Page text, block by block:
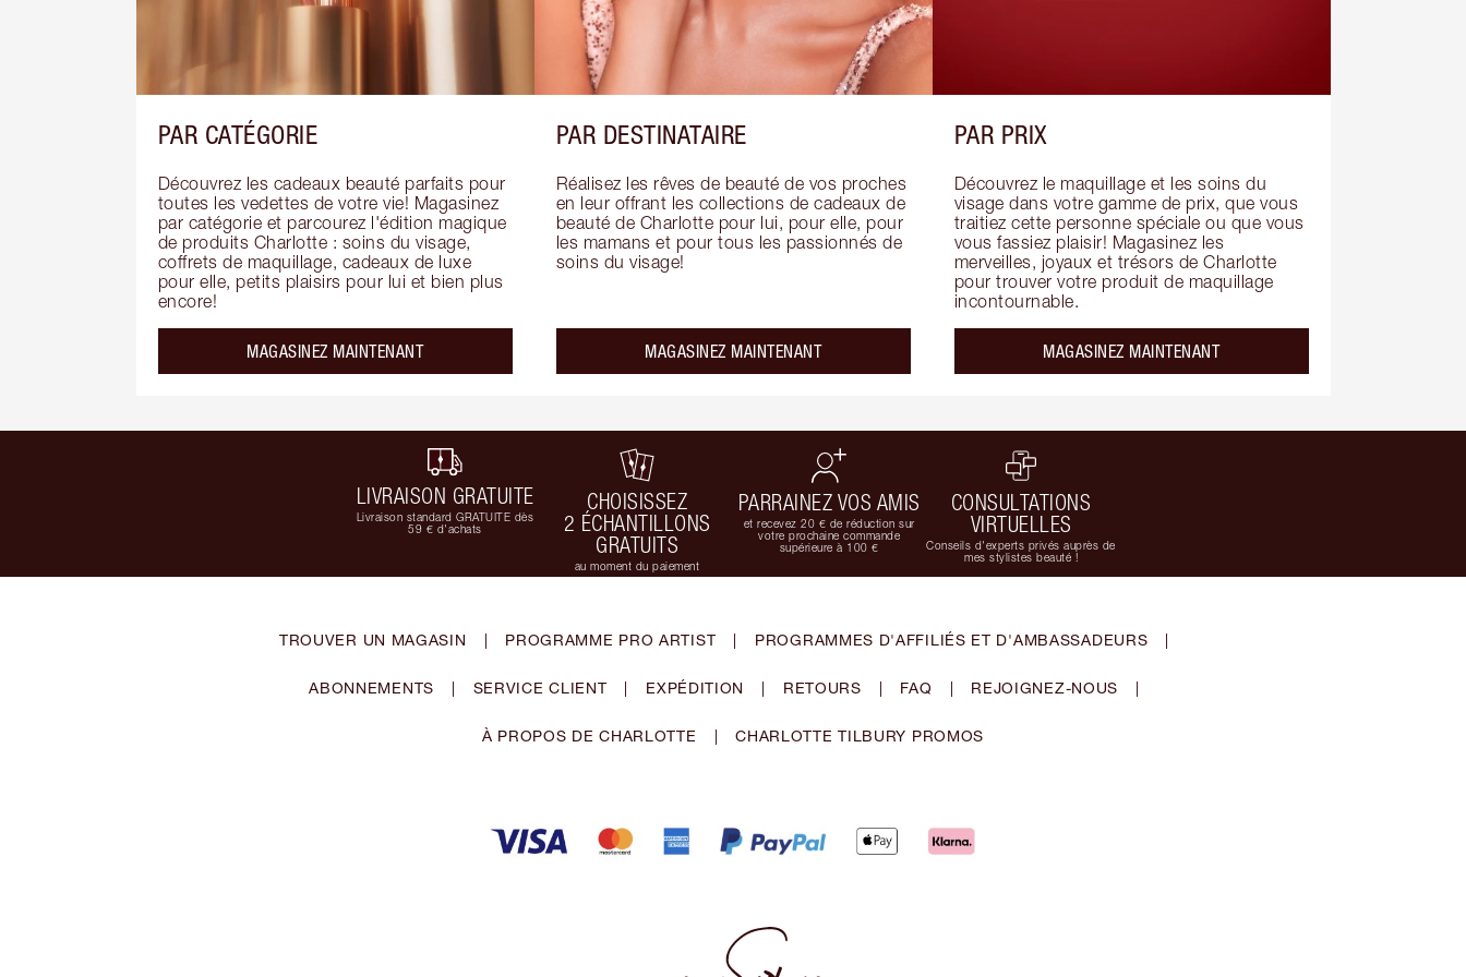
PAR CATÉGORIE
Découvrez les cadeaux beauté parfaits pour
toutes les vedettes de votre vie! Magasinez
par catégorie et parcourez l'édition magique
de produits Charlotte : soins du visage,
coffrets de maquillage, cadeaux de luxe
pour elle, petits plaisirs pour lui et bien plus
encore!
MAGASINEZ MAINTENANT
PAR DESTINATAIRE
Réalisez les rêves de beauté de vos proches
en leur offrant les collections de cadeaux de
beauté de Charlotte pour lui, pour elle, pour
les mamans et pour tous les passionnés de
soins du visage!
MAGASINEZ MAINTENANT
PAR PRIX
Découvrez le maquillage et les soins du
visage dans votre gamme de prix, que vous
traitiez cette personne spéciale ou que vous
vous fassiez plaisir! Magasinez les
merveilles, joyaux et trésors de Charlotte
pour trouver votre produit de maquillage
incontournable.
MAGASINEZ MAINTENANT
LIVRAISON GRATUITE
Livraison standard GRATUITE dès
59 € d'achats
CHOISISSEZ
2 ÉCHANTILLONS
GRATUITS
au moment du paiement
PARRAINEZ VOS AMIS
et recevez 20 € de réduction sur
votre prochaine commande
supérieure à 100 €
CONSULTATIONS
VIRTUELLES
Conseils d'experts privés auprès de
mes stylistes beauté !
TROUVER UN MAGASIN | PROGRAMME PRO ARTIST | PROGRAMMES D'AFFILIÉS ET D'AMBASSADEURS |
ABONNEMENTS | SERVICE CLIENT | EXPÉDITION | RETOURS | FAQ | REJOIGNEZ-NOUS |
À PROPOS DE CHARLOTTE | CHARLOTTE TILBURY PROMOS